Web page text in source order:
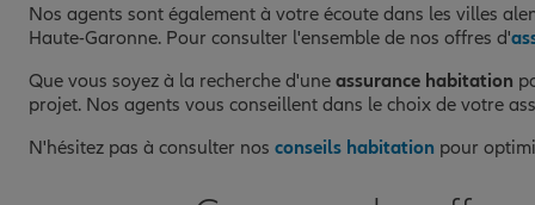
Nos agents sont également à votre écoute dans les villes
Haute-Garonne. Pour consulter l'ensemble de nos offres d'
Que vous soyez à la recherche d'une assurance habitation
projet. Nos agents vous conseillent dans le choix de votre
N'hésitez pas à consulter nos conseils habitation pour